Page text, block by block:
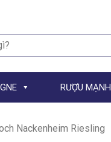
RƯỢU MẠNH
Nackenheim Riesling